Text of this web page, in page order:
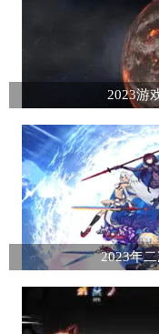
2023游
2023年